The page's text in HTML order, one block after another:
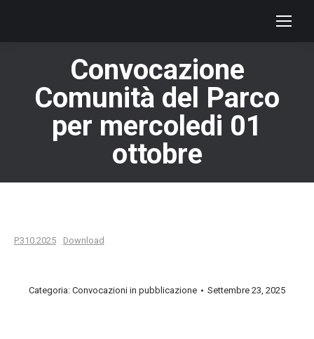
Convocazione
Comunità del Parco
per mercoledi 01
ottobre
P.310.2025 Download
Categoria: Convocazioni in pubblicazione Settembre 23, 2025